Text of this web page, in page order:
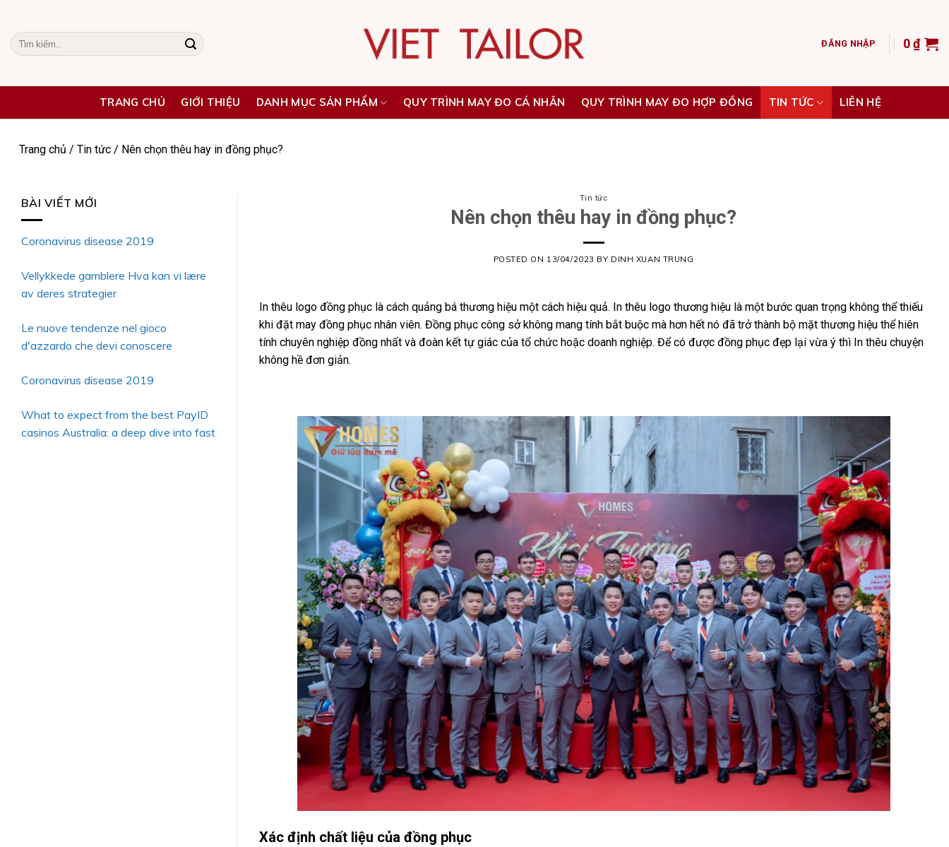
content
Tìm
kiếm:
ĐĂNG NHẬP 0₫
TRANG CHỦ GIỚI THIỆU DANH MỤC SẢN PHẨM QUY TRÌNH MAY ĐO CÁ NHÂN QUY TRÌNH MAY ĐO HỢP ĐỒNG TIN TỨC LIÊN HỆ
Trang chủ / Tin tức / Nên chọn thêu hay in đồng phục?
BÀI VIẾT MỚI
Coronavirus disease 2019
Vellykkede gamblere Hva kan vi lære
av deres strategier
Le nuove tendenze nel gioco
d'azzardo che devi conoscere
Coronavirus disease 2019
What to expect from the best PayID
casinos Australia: a deep dive into fast
Tin tức
Nên chọn thêu hay in đồng phục?
POSTED ON 13/04/2023 BY DINH XUAN TRUNG
In thêu logo đồng phục là cách quảng bá thương hiệu một cách hiệu quả. In thêu logo thương hiệu là một bước quan trọng không thể thiếu
khi đặt may đồng phục nhân viên. Đồng phục công sở không mang tính bắt buộc mà hơn hết nó đã trở thành bộ mặt thương hiệu thể hiên
tính chuyên nghiệp đồng nhất và đoàn kết tự giác của tổ chức hoặc doanh nghiệp. Để có được đồng phục đẹp lại vừa ý thì In thêu chuyện
không hề đơn giản.
Xác định chất liệu của đồng phục